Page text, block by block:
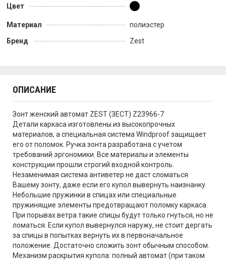
Цвет
Материал
полиэстер
Бренд
Zest
ОПИСАНИЕ
Зонт женский автомат ZEST (ЗЕСТ) Z23966-7
Детали каркаса изготовлены из высокопрочных
материалов, а специальная система Windproof защищает
его от поломок. Ручка зонта разработана с учетом
требований эргономики. Все материалы и элементы
конструкции прошли строгий входной контроль.
Незаменимая система антиветер не даст сломаться
Вашему зонту, даже если его купол вывернуть наизнанку.
Небольшие пружинки в спицах или специальные
пружинящие элементы предотвращают поломку каркаса.
При порывах ветра такие спицы будут только гнуться, но не
ломаться. Если купол вывернулся наружу, не стоит дергать
за спицы в попытках вернуть их в первоначальное
положение. Достаточно сложить зонт обычным способом.
Механизм раскрытия купола: полный автомат (при таком